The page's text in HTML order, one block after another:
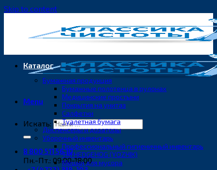
Skip to content
Menu
Искать:
8 800 511 56 10
Пн.-Пт.: 09:00-18:00
Каталог
Бумажная продукция
Бумажные полотенца в рулонах
Медицинские простыни
Покрытия на унитаз
Салфетки
Туалетная бумага
Диспенсеры и дозаторы
Уборочный инвентарь
Профессиональный гигиеничный инвентарь
ТМ HEDGEHOG (YOZHIK)
Мешки для мусора